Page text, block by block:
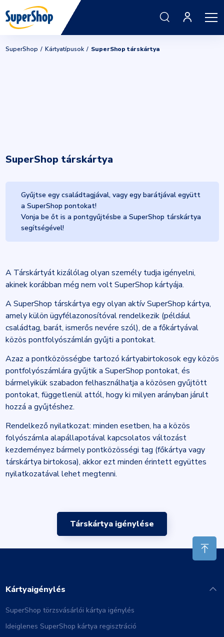
SuperShop Kártyatípusok SuperShop társkártya
SuperShop társkártya
Gyűjtse egy családtagjával, vagy egy barátjával együtt
a SuperShop pontokat!
Vonja be őt is a pontgyűjtésbe a SuperShop társkártya
segítségével!
A Társkártyát kizálólag olyan személy tudja igényelni,
akinek korábban még nem volt SuperShop kártyája.
A SuperShop társkártya egy olyan aktív SuperShop kártya,
amely külön ügyfélazonosítóval rendelkezik (például
családtag, barát, ismerős nevére szól), de a főkártyával
közös pontfolyószámlán gyűjti a pontokat.
Azaz a pontközösségbe tartozó kártyabirtokosok egy közös
pontfolyószámlára gyűjtik a SuperShop pontokat, és
bármelyikük szabadon felhasználhatja a közösen gyűjtött
pontokat, függetlenül attól, hogy ki milyen arányban járult
hozzá a gyűjtéshez.
Rendelkező nyilatkozat: minden esetben, ha a közös
folyószámla alapállapotával kapcsolatos változást
kezdeményez bármely pontközösségi tag (főkártya vagy
társkártya birtokosa), akkor ezt minden érintett együttes
nyilatkozatával lehet megtenni.
Társkártya igénylése
Kártyaigénylés
SuperShop törzsvásárlói kártya igénylés
Ideiglenes SuperShop kártya regisztráció